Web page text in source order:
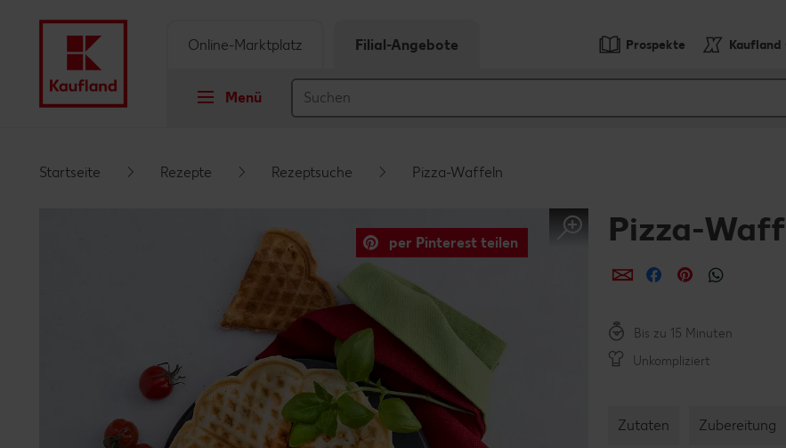
Prospekte Kaufland
Menü
Online-Marktplatz Filial-Angebote
Startseite Rezepte Rezeptsuche Pizza-Waffeln
per Pinterest teilen Pizza-
per E-Mail teilen
per Facebook
per
Bis zu 15 Minuten
Unkompliziert
Zutaten Zubereitung